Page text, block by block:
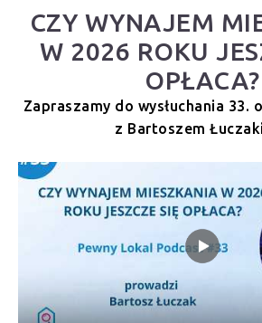
CZY WYNAJEM
W 2026 ROKU
OPŁACA?
Zapraszamy do wysłuchania 33.
z Bartoszem